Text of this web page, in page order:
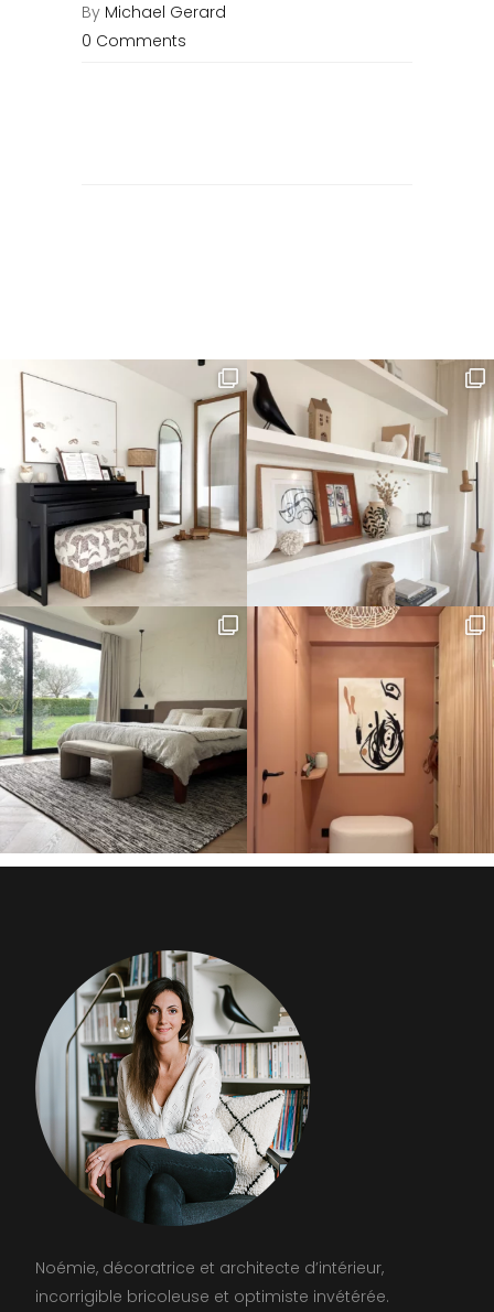
By Michael Gerard
0 Comments
Noémie, décoratrice et architecte d’intérieur,
incorrigible bricoleuse et optimiste invétérée.